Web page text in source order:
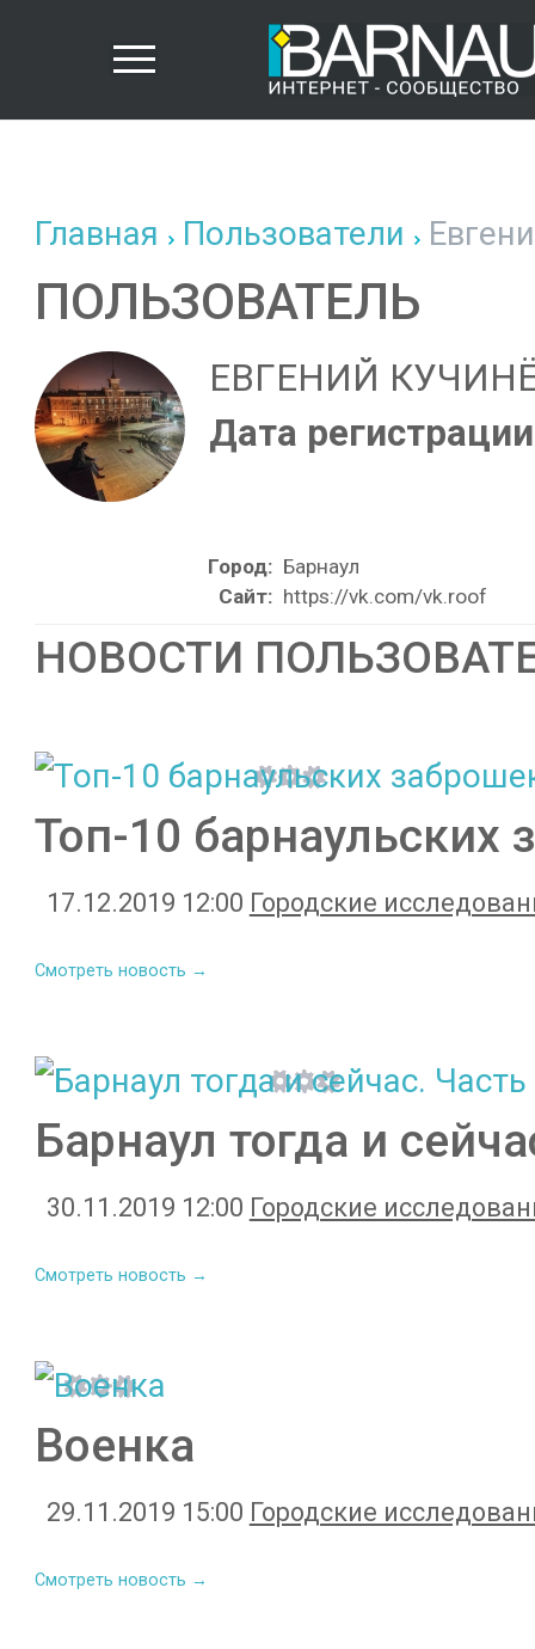
Главная Пользователи
ПОЛЬЗОВАТЕЛЬ
ЕВГЕНИЙ
Дата
Город: Барнаул
Сайт: https://vk.com/vk.roof
НОВОСТИ
Топ-10 барнаульских
17.12.2019 12:00 Городские
Смотреть новость →
Барнаул тогда и
30.11.2019 12:00 Городские
Смотреть новость →
Военка
29.11.2019 15:00 Городские
Смотреть новость →